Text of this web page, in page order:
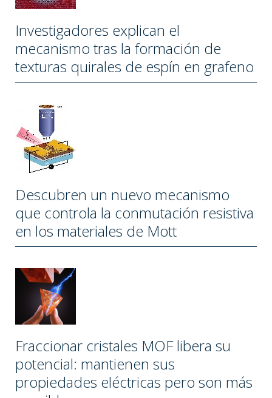
Investigadores explican el
mecanismo tras la formación de
texturas quirales de espín en grafeno
Descubren un nuevo mecanismo
que controla la conmutación resistiva
en los materiales de Mott
Fraccionar cristales MOF libera su
potencial: mantienen sus
propiedades eléctricas pero son más